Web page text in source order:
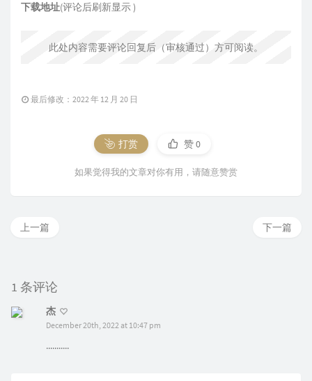
下载地址(评论后刷新显示 )
此处内容需要评论回复后（审核通过）方可阅读。
最后修改：2022 年 12 月 20 日
打赏 赞0
如果觉得我的文章对你有用，请随意赞赏
下一篇
上一篇
1 条评论
杰
December 20th, 2022 at 10:47 pm
...........